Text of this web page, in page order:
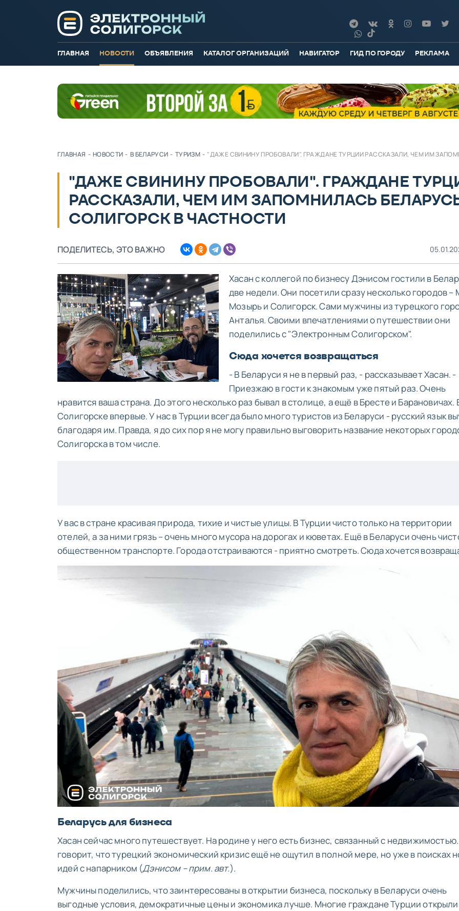
ГЛАВНАЯ НОВОСТИ ОБЪЯВЛЕНИЯ КАТАЛОГ ОРГАНИЗАЦИЙ НАВИГАТОР ГИД ПО ГОРОДУ РЕКЛАМА
ГЛАВНАЯ - НОВОСТИ - В БЕЛАРУСИ - ТУРИЗМ - "ДАЖЕ СВИНИНУ ПРОБОВАЛИ". ГРАЖДАНЕ ТУРЦИИ РАССКАЗАЛИ, ЧЕМ ИМ
"ДАЖЕ СВИНИНУ ПРОБОВАЛИ". ГРАЖДАНЕ
РАССКАЗАЛИ, ЧЕМ ИМ ЗАПОМНИЛАСЬ
СОЛИГОРСК В ЧАСТНОСТИ
ПОДЕЛИТЕСЬ, ЭТО ВАЖНО
Хасан с коллегой по бизнесу Дэнисом гостили в
две недели. Они посетили сразу несколько городов –
Мозырь и Солигорск. Сами мужчины из турецкого
Анталья. Своими впечатлениями о путешествии они
поделились с "Электронным Солигорском".
Сюда хочется возвращаться
- В Беларуси я не в первый раз, - рассказывает Хасан. -
Приезжаю в гости к знакомым уже пятый раз. Очень
нравится ваша страна. До этого несколько раз бывал в столице, а ещё в Бресте и Барановичах.
Солигорске впервые. У нас в Турции всегда было много туристов из Беларуси - русский язык
благодаря им. Правда, я до сих пор я не могу правильно выговорить название некоторых
Солигорска в том числе.
У вас в стране красивая природа, тихие и чистые улицы. В Турции чисто только на территории
отелей, а за ними грязь – очень много мусора на дорогах и кюветах. Ещё в Беларуси очень
общественном транспорте. Города отстраиваются - приятно смотреть. Сюда хочется
Беларусь для бизнеса
Хасан сейчас много путешествует. На родине у него есть бизнес, связанный с
говорит, что турецкий экономический кризис ещё не ощутил в полной мере, но уже в поисках
идей с напарником (Дэнисом – прим. авт.).
Мужчины поделились, что заинтересованы в открытии бизнеса, поскольку в Беларуси очень
выгодные условия, демократичные цены и экономика лучше. Многие граждане Турции открыли